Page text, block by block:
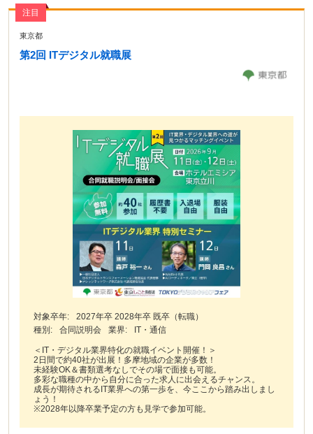
注目
東京都
第2回 ITデジタル就職展
対象卒年:
2027年卒 2028年卒 既卒（転職）
種別:
合同説明会 業界: IT・通信
＜IT・デジタル業界特化の就職イベント開催！＞
2日間で約40社が出展！多摩地域の企業が多数！
未経験OK＆書類選考なしでその場で面接も可能。
多彩な職種の中から自分に合った求人に出会えるチャンス。
成長が期待されるIT業界への第一歩を、今ここから踏み出しまし
ょう！
※2028年以降卒業予定の方も見学で参加可能。